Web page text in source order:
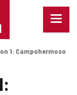
Menu
les
1: Campohermoso